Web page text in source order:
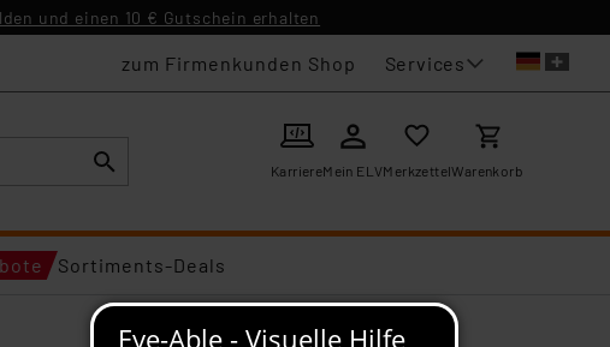
und einen 10 € Gutschein erhalten
zum Firmenkunden Shop Services
KarriereMein ELVMerkzettelWarenkorb
Sortiments-Deals